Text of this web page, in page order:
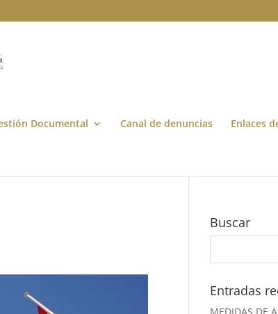
Documental Canal de denuncias Enlaces
Buscar
Entradas